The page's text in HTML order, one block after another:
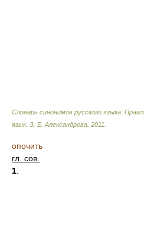
Словарь синонимов русского языка.
язык. З. Е. Александрова 2011
опочить
гл. сов.
1